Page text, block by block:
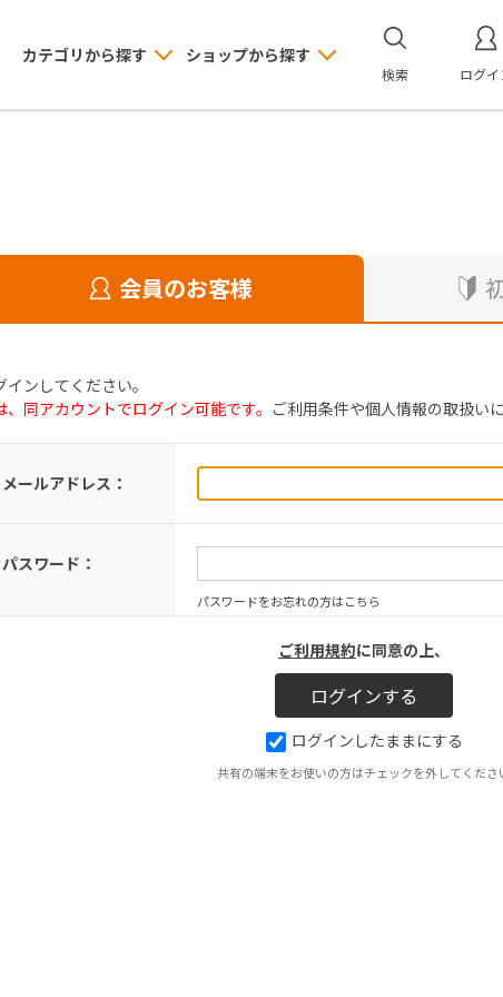
カテゴリから探す ショップから探す
検索 ログイ
会員のお客様
ンしてください。
同アカウントでログイン可能です。 ご利用条件や個人情報の取扱いに
メールアドレス：
パスワード：
パスワードをお忘れの方はこちら
ご利用規約に同意の上、
ログインしたままにする
共有の端末をお使いの方はチェックを外してくださ